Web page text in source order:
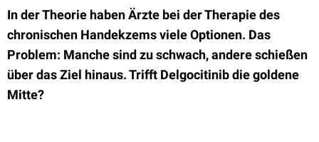
In der Theorie haben Ärzte bei der Therapie des
chronischen Handekzems viele Optionen. Das
Problem: Manche sind zu schwach, andere schießen
über das Ziel hinaus. Trifft Delgocitinib die goldene
Mitte?